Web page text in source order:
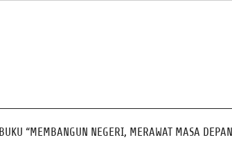
BUKU “MEMBANGUN NEGERI, MERAWAT MASA DEPAN